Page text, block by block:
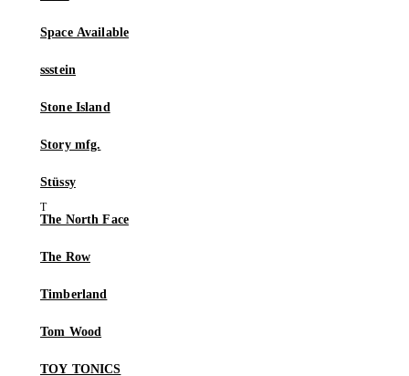
Space Available
ssstein
Stone Island
Story mfg.
Stüssy
The North Face
The Row
Timberland
Tom Wood
TOY TONICS